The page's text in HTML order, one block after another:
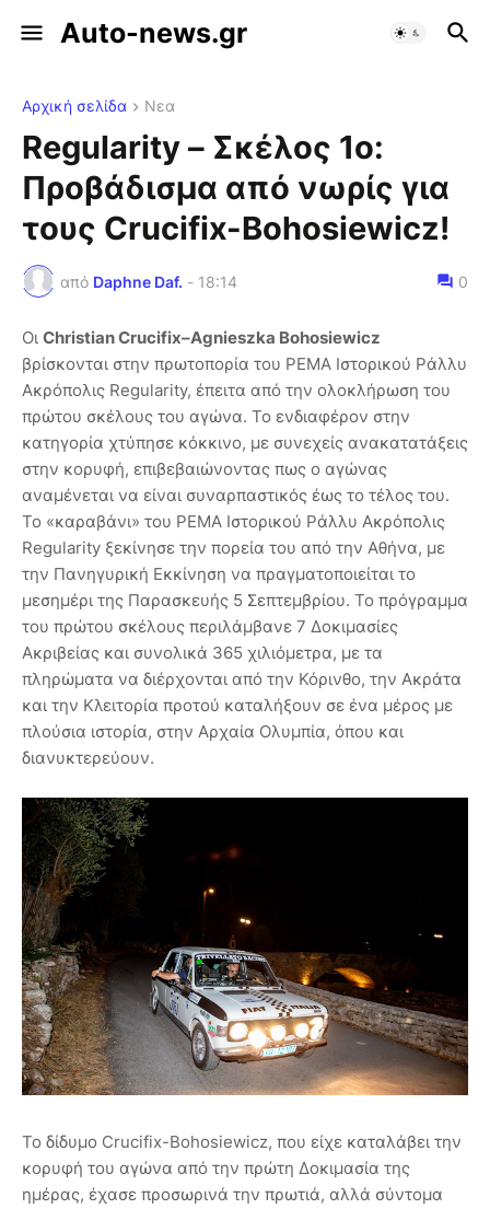
Auto-news.gr
Αρχική σελίδα Νεα
Regularity – Σκέλος 1ο:
Προβάδισμα από νωρίς για
τους Crucifix-Bohosiewicz!
από Daphne Daf. - 18:14 0
Οι Christian Crucifix–Agnieszka Bohosiewicz
βρίσκονται στην πρωτοπορία του PEMA Ιστορικού Ράλλυ
Ακρόπολις Regularity, έπειτα από την ολοκλήρωση του
πρώτου σκέλους του αγώνα. Το ενδιαφέρον στην
κατηγορία χτύπησε κόκκινο, με συνεχείς ανακατατάξεις
στην κορυφή, επιβεβαιώνοντας πως ο αγώνας
αναμένεται να είναι συναρπαστικός έως το τέλος του.
Το «καραβάνι» του PEMA Ιστορικού Ράλλυ Ακρόπολις
Regularity ξεκίνησε την πορεία του από την Αθήνα, με
την Πανηγυρική Εκκίνηση να πραγματοποιείται το
μεσημέρι της Παρασκευής 5 Σεπτεμβρίου. Το πρόγραμμα
του πρώτου σκέλους περιλάμβανε 7 Δοκιμασίες
Ακριβείας και συνολικά 365 χιλιόμετρα, με τα
πληρώματα να διέρχονται από την Κόρινθο, την Ακράτα
και την Κλειτορία προτού καταλήξουν σε ένα μέρος με
πλούσια ιστορία, στην Αρχαία Ολυμπία, όπου και
διανυκτερεύουν.
Το δίδυμο Crucifix-Bohosiewicz, που είχε καταλάβει την
κορυφή του αγώνα από την πρώτη Δοκιμασία της
ημέρας, έχασε προσωρινά την πρωτιά, αλλά σύντομα